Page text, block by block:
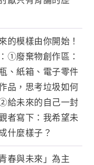
的模樣由你開始！
①廢棄物創作區：
、紙箱、電子零件
品，思考垃圾如何
給未來的自己一封
者寫下：我希望未
什麼樣子？
春與未來」為主